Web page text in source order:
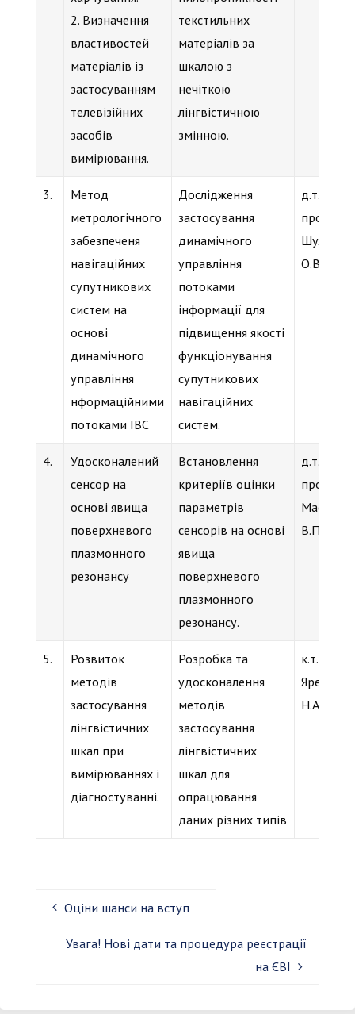
2. Визначення
властивостей
матеріалів із
застосуванням
телевізійних
засобів
вимірювання.
текстильних
матеріалів за
шкалою з
нечіткою
лінгвістичною
змінною.
3.
Метод
метрологічного
забезпеченя
навігаційних
супутникових
систем на
основі
динамічного
управління
нформаційними
потоками ІВС
Дослідження
застосування
динамічного
управління
потоками
інформації для
підвищення якості
функціонування
супутникових
навігаційних
систем.
д.т.н.,
проф.
Шульга
О.В.
4.
Удосконалений
сенсор на
основі явища
поверхневого
плазмонного
резонансу
Встановлення
критеріїв оцінки
параметрів
сенсорів на основі
явища
поверхневого
плазмонного
резонансу.
д.т.н.,
проф.
Маслов
В.П.
5.
Розвиток
методів
застосування
лінгвістичних
шкал при
вимірюваннях і
діагностуванні.
Розробка та
удосконалення
методів
застосування
лінгвістичних
шкал для
опрацювання
даних різних типів
к.т.н.,
Яремчук
Н.А.
Оціни шанси на вступ
Увага! Нові дати та процедура реєстрації
на ЄВІ